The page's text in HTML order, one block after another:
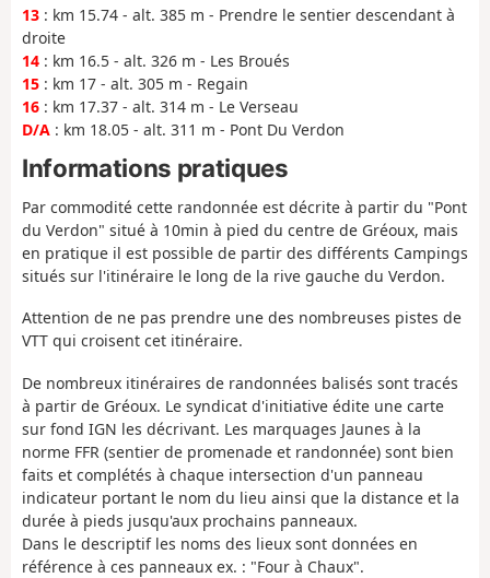
13 : km 15.74 - alt. 385 m - Prendre le sentier descendant à
droite
14 : km 16.5 - alt. 326 m - Les Broués
15 : km 17 - alt. 305 m - Regain
16 : km 17.37 - alt. 314 m - Le Verseau
D/A : km 18.05 - alt. 311 m - Pont Du Verdon
Informations pratiques
Par commodité cette randonnée est décrite à partir du "Pont
du Verdon" situé à 10min à pied du centre de Gréoux, mais
en pratique il est possible de partir des différents Campings
situés sur l'itinéraire le long de la rive gauche du Verdon.
Attention de ne pas prendre une des nombreuses pistes de
VTT qui croisent cet itinéraire.
De nombreux itinéraires de randonnées balisés sont tracés
à partir de Gréoux. Le syndicat d'initiative édite une carte
sur fond IGN les décrivant. Les marquages Jaunes à la
norme FFR (sentier de promenade et randonnée) sont bien
faits et complétés à chaque intersection d'un panneau
indicateur portant le nom du lieu ainsi que la distance et la
durée à pieds jusqu'aux prochains panneaux.
Dans le descriptif les noms des lieux sont données en
référence à ces panneaux ex. : "Four à Chaux".